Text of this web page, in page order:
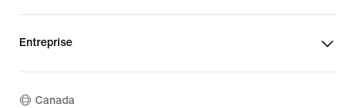
Entreprise
Canada